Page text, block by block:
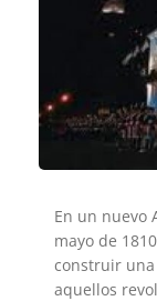
En un nuevo
mayo de
construir una
aquellos